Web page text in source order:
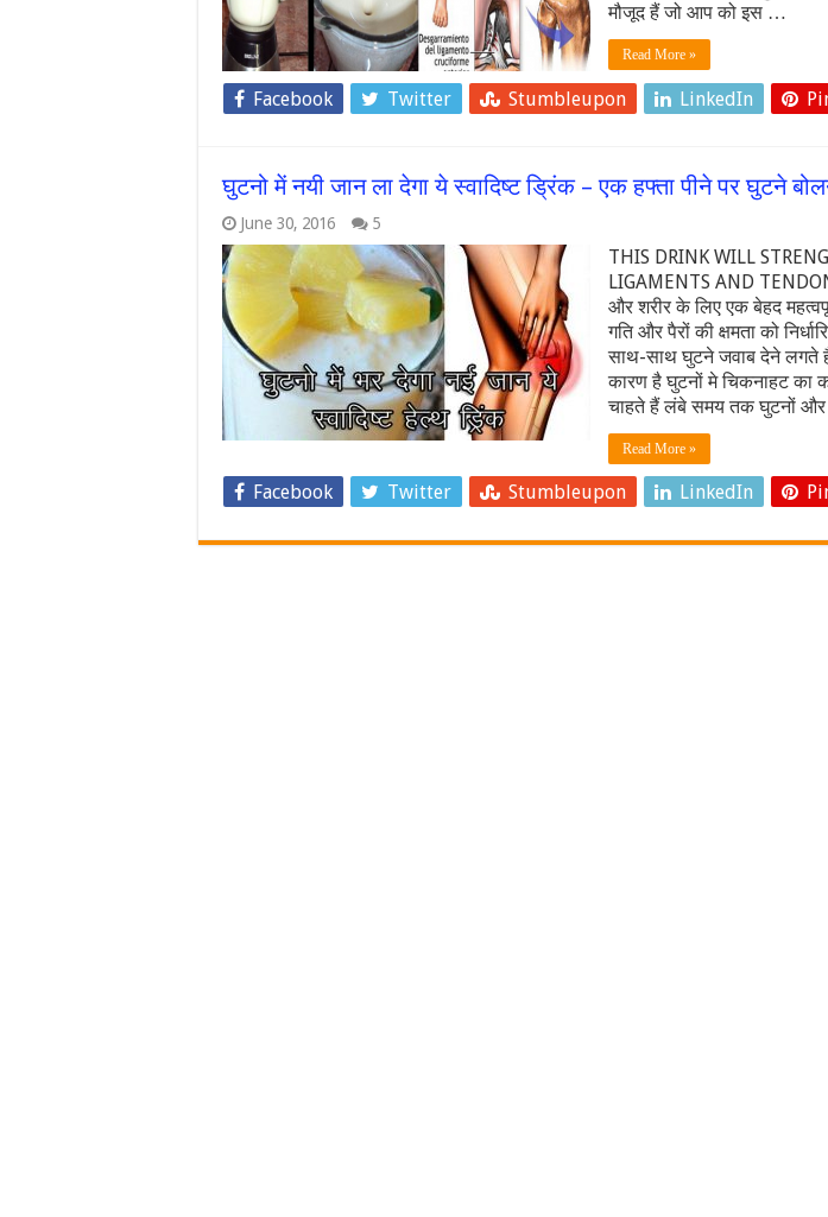
मौजूद हैं जो आप को इस …
Read More »
Facebook Twitter Stumbleupon LinkedIn
घुटनो में नयी जान ला देगा ये स्वादिष्ट ड्रिंक – एक हफ्ता पीने पर घुटने
June 30, 2016 5
THIS DRINK WILL
LIGAMENTS AND
और शरीर के लिए एक बेहद
गति और पैरों की क्षमता को
साथ-साथ घुटने जवाब देने लगते
कारण है घुटनों मे चिकनाहट का
चाहते हैं लंबे समय तक घुटनों
Read More »
Facebook Twitter Stumbleupon LinkedIn